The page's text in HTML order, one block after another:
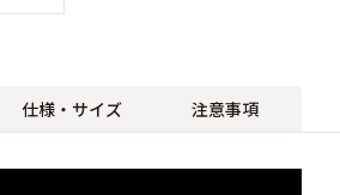
仕様・サイズ 注意事項